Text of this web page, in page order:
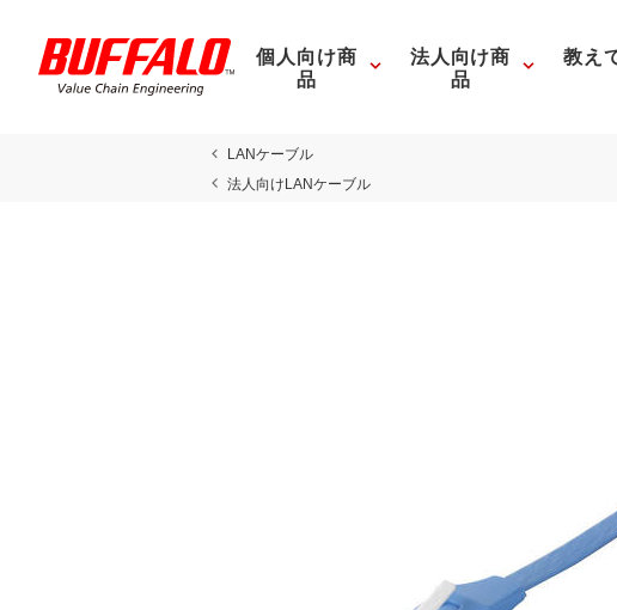
個人向け商
品
法人向け商
品
教え
LANケーブル
法人向けLANケーブル